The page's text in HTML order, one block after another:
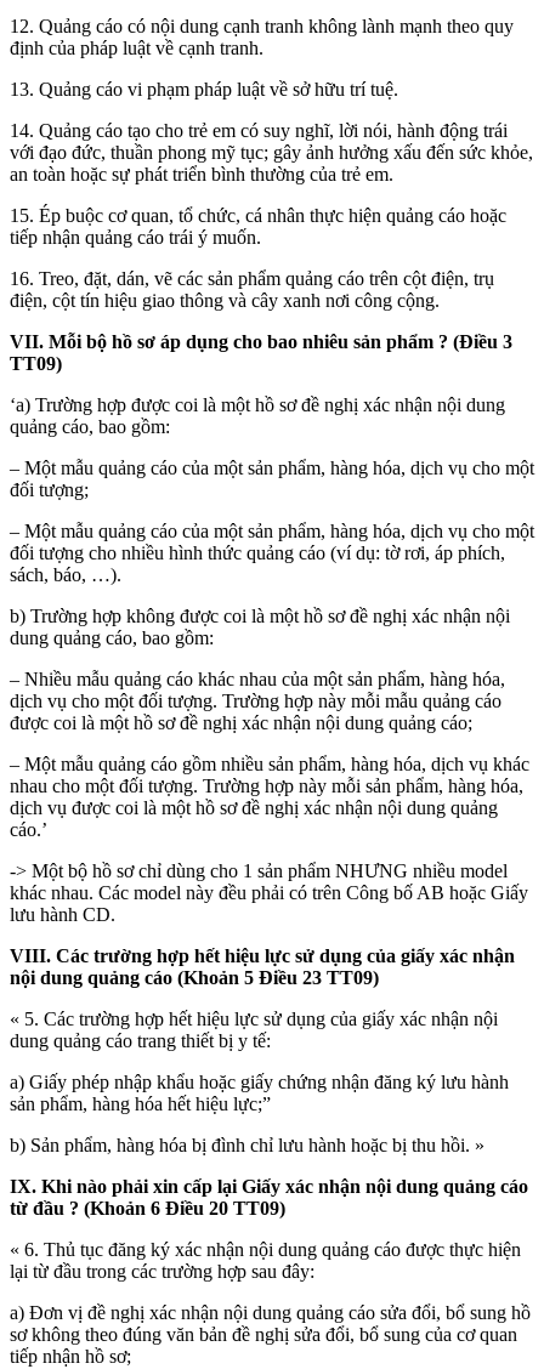
12. Quảng cáo có nội dung cạnh tranh không lành mạnh theo quy
định của pháp luật về cạnh tranh.
13. Quảng cáo vi phạm pháp luật về sở hữu trí tuệ.
14. Quảng cáo tạo cho trẻ em có suy nghĩ, lời nói, hành động trái
với đạo đức, thuần phong mỹ tục; gây ảnh hưởng xấu đến sức khỏe,
an toàn hoặc sự phát triển bình thường của trẻ em.
15. Ép buộc cơ quan, tổ chức, cá nhân thực hiện quảng cáo hoặc
tiếp nhận quảng cáo trái ý muốn.
16. Treo, đặt, dán, vẽ các sản phẩm quảng cáo trên cột điện, trụ
điện, cột tín hiệu giao thông và cây xanh nơi công cộng.
VII. Mỗi bộ hồ sơ áp dụng cho bao nhiêu sản phẩm ? (Điều 3
TT09)
‘a) Trường hợp được coi là một hồ sơ đề nghị xác nhận nội dung
quảng cáo, bao gồm:
– Một mẫu quảng cáo của một sản phẩm, hàng hóa, dịch vụ cho một
đối tượng;
– Một mẫu quảng cáo của một sản phẩm, hàng hóa, dịch vụ cho một
đối tượng cho nhiều hình thức quảng cáo (ví dụ: tờ rơi, áp phích,
sách, báo, …).
b) Trường hợp không được coi là một hồ sơ đề nghị xác nhận nội
dung quảng cáo, bao gồm:
– Nhiều mẫu quảng cáo khác nhau của một sản phẩm, hàng hóa,
dịch vụ cho một đối tượng. Trường hợp này mỗi mẫu quảng cáo
được coi là một hồ sơ đề nghị xác nhận nội dung quảng cáo;
– Một mẫu quảng cáo gồm nhiều sản phẩm, hàng hóa, dịch vụ khác
nhau cho một đối tượng. Trường hợp này mỗi sản phẩm, hàng hóa,
dịch vụ được coi là một hồ sơ đề nghị xác nhận nội dung quảng
cáo.’
-> Một bộ hồ sơ chỉ dùng cho 1 sản phẩm NHƯNG nhiều model
khác nhau. Các model này đều phải có trên Công bố AB hoặc Giấy
lưu hành CD.
VIII. Các trường hợp hết hiệu lực sử dụng của giấy xác nhận
nội dung quảng cáo (Khoản 5 Điều 23 TT09)
« 5. Các trường hợp hết hiệu lực sử dụng của giấy xác nhận nội
dung quảng cáo trang thiết bị y tế:
a) Giấy phép nhập khẩu hoặc giấy chứng nhận đăng ký lưu hành
sản phẩm, hàng hóa hết hiệu lực;”
b) Sản phẩm, hàng hóa bị đình chỉ lưu hành hoặc bị thu hồi. »
IX. Khi nào phải xin cấp lại Giấy xác nhận nội dung quảng cáo
từ đầu ? (Khoản 6 Điều 20 TT09)
« 6. Thủ tục đăng ký xác nhận nội dung quảng cáo được thực hiện
lại từ đầu trong các trường hợp sau đây:
a) Đơn vị đề nghị xác nhận nội dung quảng cáo sửa đổi, bổ sung hồ
sơ không theo đúng văn bản đề nghị sửa đổi, bổ sung của cơ quan
tiếp nhận hồ sơ;